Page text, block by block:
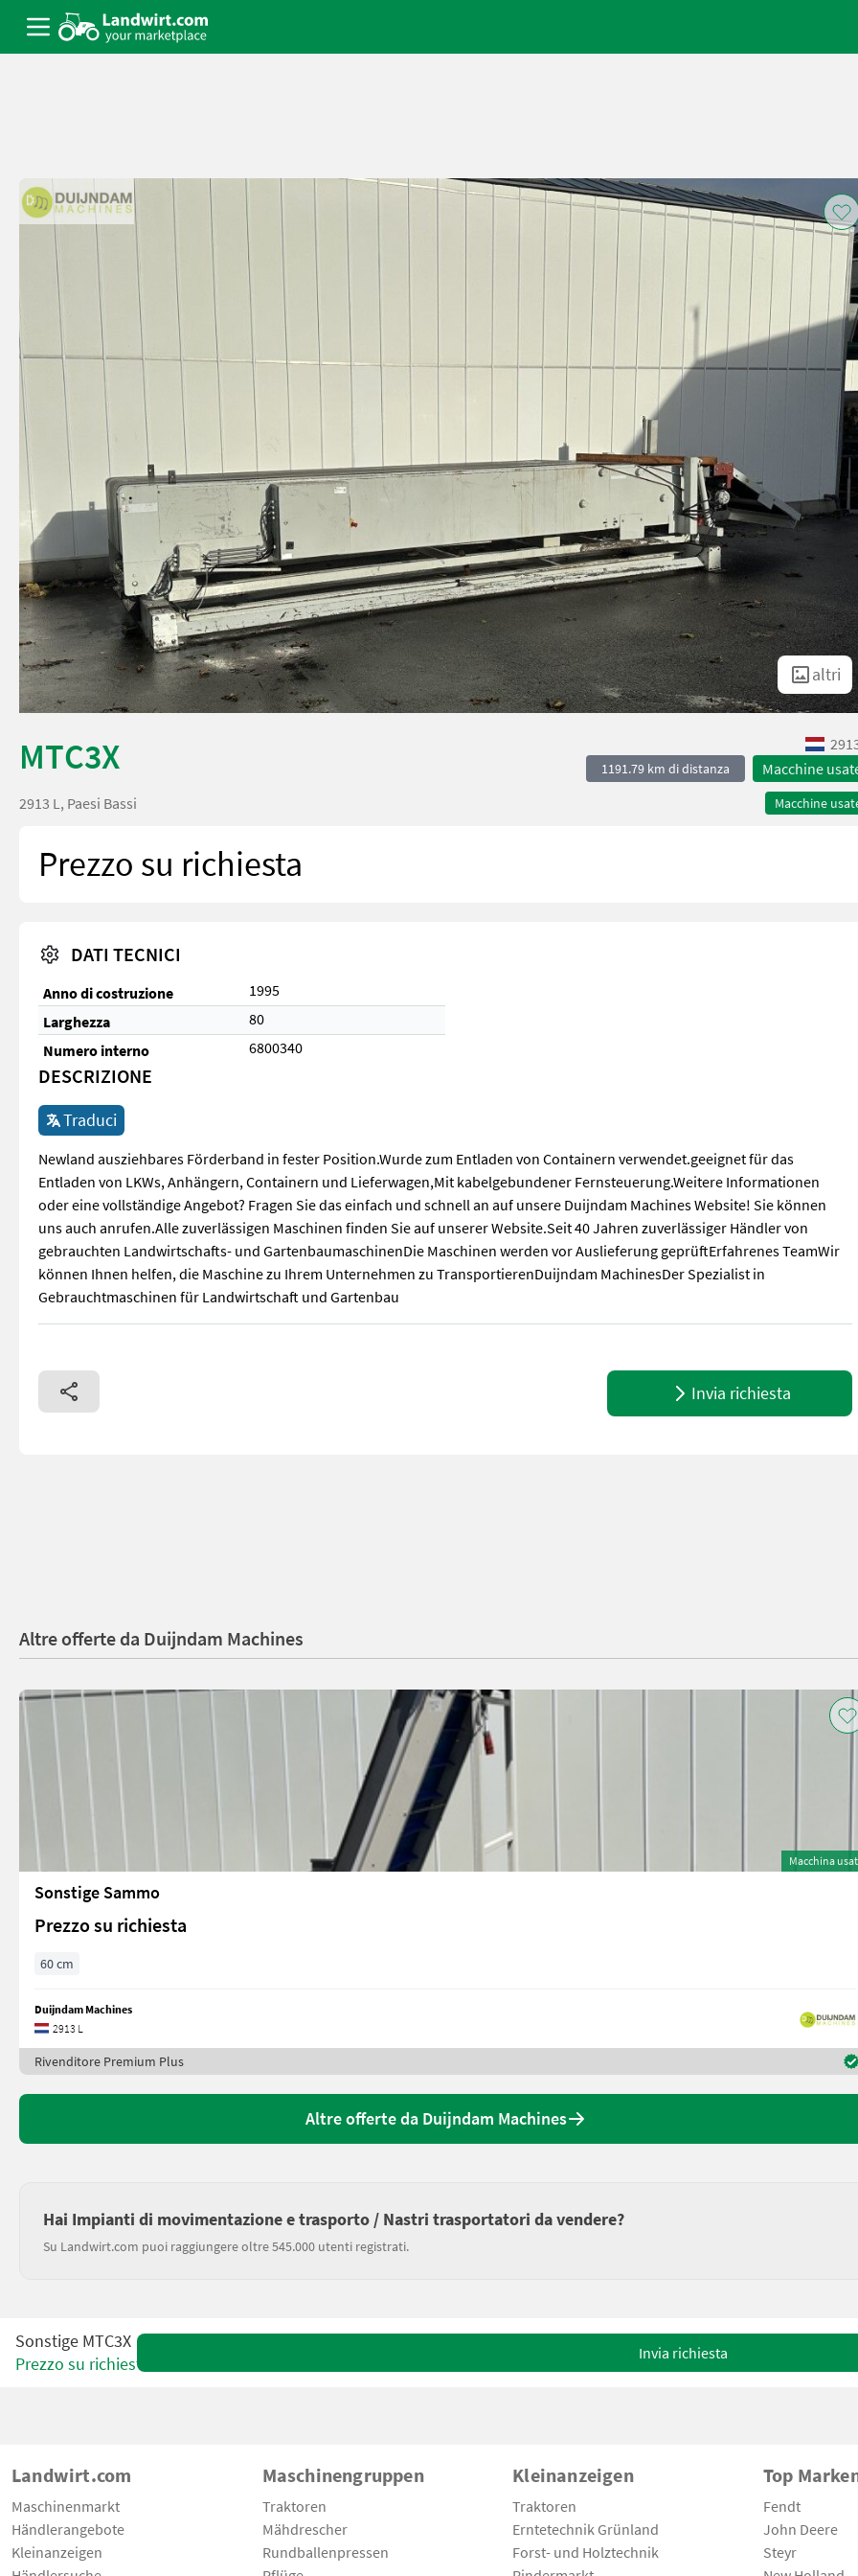
altri
MTC3X 1191.79 km di distanza Macchine
Macchine
2913 L, Paesi Bassi
Prezzo su richiesta
DATI TECNICI
Anno di costruzione
1995
Larghezza
80
Numero interno
6800340
DESCRIZIONE
Traduci
Newland ausziehbares Förderband in fester Position.Wurde zum Entladen von Containern verwendet.geeignet für das
Entladen von LKWs, Anhängern, Containern und Lieferwagen,Mit kabelgebundener Fernsteuerung.Weitere Informationen
oder eine vollständige Angebot? Fragen Sie das einfach und schnell an auf unsere Duijndam Machines Website! Sie können
uns auch anrufen.Alle zuverlässigen Maschinen finden Sie auf unserer Website.Seit 40 Jahren zuverlässiger Händler von
gebrauchten Landwirtschafts- und GartenbaumaschinenDie Maschinen werden vor Auslieferung geprüftErfahrenes TeamWir
können Ihnen helfen, die Maschine zu Ihrem Unternehmen zu TransportierenDuijndam MachinesDer Spezialist in
Gebrauchtmaschinen für Landwirtschaft und Gartenbau
Newland ausziehbares Förderband in fester Position.Wurde zum Entladen von Containern verwendet.geeignet für das
Invia richiesta
Altre offerte da Duijndam Machines
Macchina
Sonstige Sammo
Prezzo su richiesta
60 cm
Duijndam Machines
2913 L
Rivenditore Premium Plus
Altre offerte da Duijndam Machines
Hai Impianti di movimentazione e trasporto / Nastri trasportatori da vendere?
Su Landwirt.com puoi raggiungere oltre 545.000 utenti registrati.
Sonstige MTC3X
Prezzo su richiesta
Invia richiesta
Landwirt.com
Maschinenmarkt
Händlerangebote
Kleinanzeigen
Maschinengruppen
Traktoren
Mähdrescher
Rundballenpressen
Kleinanzeigen
Traktoren
Erntetechnik Grünland
Forst- und Holztechnik
Top
Fendt
John Deere
Steyr